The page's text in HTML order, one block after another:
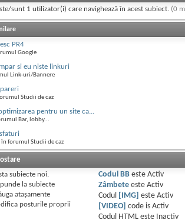
sunt 1 utilizator(i) care navighează în acest subiect. (0
PR4
Google
si eu niste linkuri
Link-uri/Bannere
Studii de caz
pentru un site ca...
Bar, lobby...
forumul Studii de caz
subiecte noi.
la subiecte
ataşamente
posturile proprii
Codul BBeste Activ
Zâmbeteeste Activ
Codul
[IMG] este Activ
[VIDEO]
code is Activ
Codul HTML este
Inactiv